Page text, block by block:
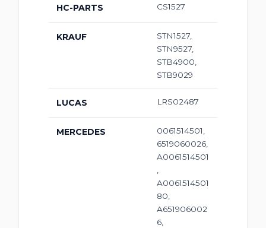
HC-PARTS CS1527
KRAUF
STN1527,
STN9527,
STB4900,
STB9029
LUCAS LRS02487
MERCEDES
0061514501,
6519060026,
A0061514501
,
A0061514501
80,
A651906002
6,